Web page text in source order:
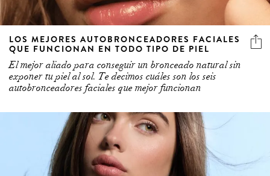
LOS MEJORES AUTOBRONCEADORES FACIALES
QUE FUNCIONAN EN TODO TIPO DE PIEL
El mejor aliado para conseguir un bronceado natural sin
exponer tu piel al sol. Te decimos cuáles son los seis
autobronceadores faciales que mejor funcionan